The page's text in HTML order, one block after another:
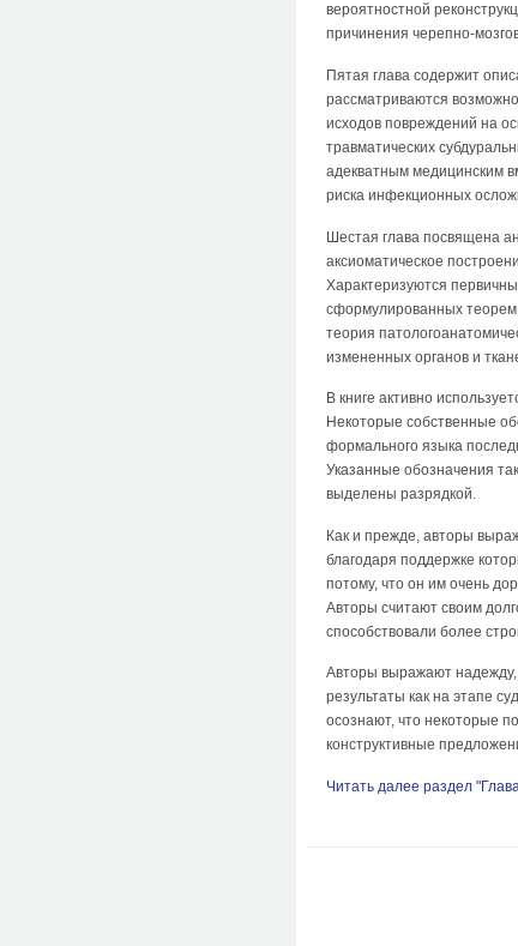
вероятностной
причинения черепно-
Пятая глава содержит
рассматриваются
исходов повреждений на
травматических
адекватным медицинским
риска инфекционных
Шестая глава посвящена
аксиоматическое
Характеризуются
сформулированных
теория
измененных органов и
В книге активно
Некоторые собственные
формального языка
Указанные обозначения
выделены разрядкой.
Как и прежде, авторы
благодаря поддержке
потому, что он им очень
Авторы считают своим
способствовали более
Авторы выражают надежду,
результаты как на этапе
осознают, что некоторые
конструктивные
Читать далее раздел